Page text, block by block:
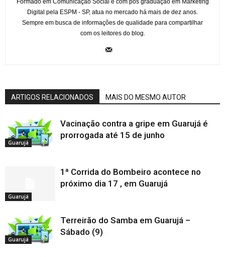
Formado em Comunicação Social e com pós graduação em Marketing
Digital pela ESPM - SP, atua no mercado há mais de dez anos.
Sempre em busca de informações de qualidade para compartilhar
com os leitores do blog.
ARTIGOS RELACIONADOS MAIS DO MESMO AUTOR
Guarujá
Vacinação contra a gripe em Guarujá é
prorrogada até 15 de junho
Guarujá
1ª Corrida do Bombeiro acontece no
próximo dia 17 , em Guarujá
Guarujá
Terreirão do Samba em Guarujá –
Sábado (9)